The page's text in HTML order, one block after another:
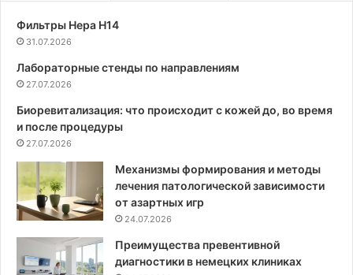
Фильтры Hepa Н14
31.07.2026
Лабораторные стенды по направлениям
27.07.2026
Биоревитализация: что происходит с кожей до, во время
и после процедуры
27.07.2026
Механизмы формирования и методы
лечения патологической зависимости
от азартных игр
24.07.2026
Преимущества превентивной
диагностики в немецких клиниках